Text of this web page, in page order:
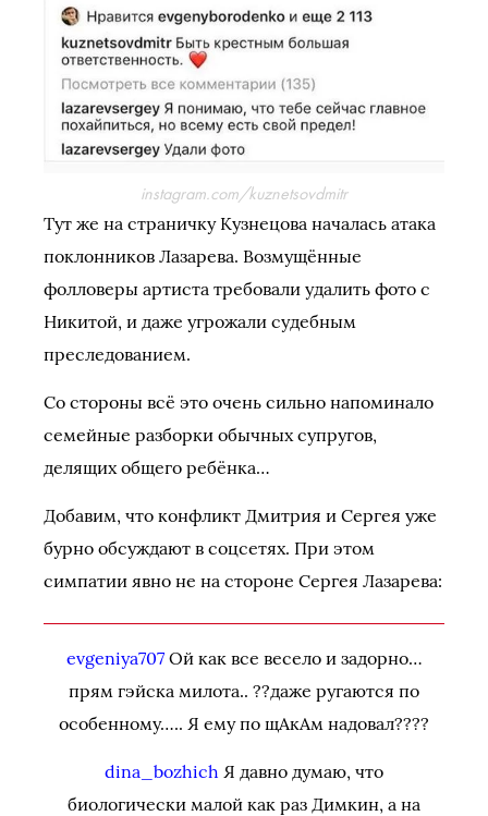
instagram.com/kuznetsovdmitr
Тут же на страничку Кузнецова началась атака
поклонников Лазарева. Возмущённые
фолловеры артиста требовали удалить фото с
Никитой, и даже угрожали судебным
преследованием.
Со стороны всё это очень сильно напоминало
семейные разборки обычных супругов,
делящих общего ребёнка…
Добавим, что конфликт Дмитрия и Сергея уже
бурно обсуждают в соцсетях. При этом
симпатии явно не на стороне Сергея Лазарева:
evgeniya707Ой как все весело и задорно…
прям гэйска милота.. ??даже ругаются по
особенному….. Я ему по щАкАм надовал????
dina_bozhich Я давно думаю, что
биологически малой как раз Димкин, а на